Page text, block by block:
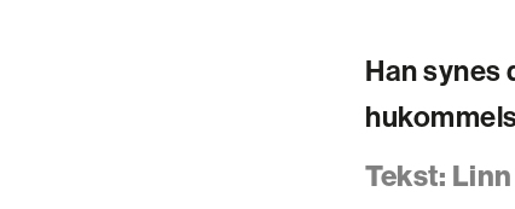
Han synes
Tekst: